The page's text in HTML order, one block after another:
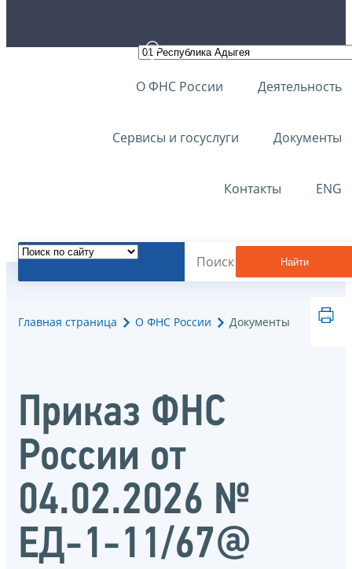
О ФНС России Деятельность
Сервисы и госуслуги Документы
Контакты ENG
Найти
Главная страница О ФНС России Документы
Приказ ФНС
России от
04.02.2026 №
ЕД-1-11/67@